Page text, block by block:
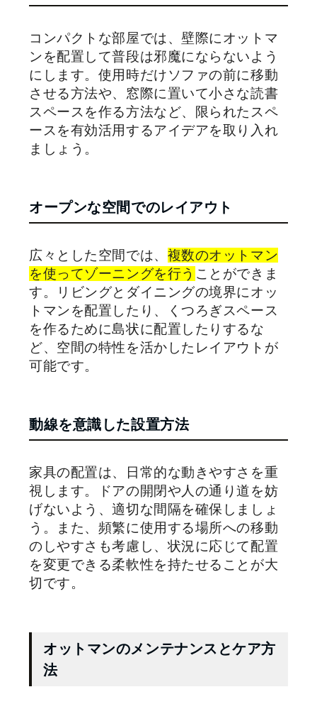
コンパクトな部屋では、壁際にオットマ
ンを配置して普段は邪魔にならないよう
にします。使用時だけソファの前に移動
させる方法や、窓際に置いて小さな読書
スペースを作る方法など、限られたスペ
ースを有効活用するアイデアを取り入れ
ましょう。
オープンな空間でのレイアウト
広々とした空間では、 複数のオットマン
を使ってゾーニングを行う ことができま
す。リビングとダイニングの境界にオッ
トマンを配置したり、くつろぎスペース
を作るために島状に配置したりするな
ど、空間の特性を活かしたレイアウトが
可能です。
動線を意識した設置方法
家具の配置は、日常的な動きやすさを重
視します。ドアの開閉や人の通り道を妨
げないよう、適切な間隔を確保しましょ
う。また、頻繁に使用する場所への移動
のしやすさも考慮し、状況に応じて配置
を変更できる柔軟性を持たせることが大
切です。
オットマンのメンテナンスとケア方
法